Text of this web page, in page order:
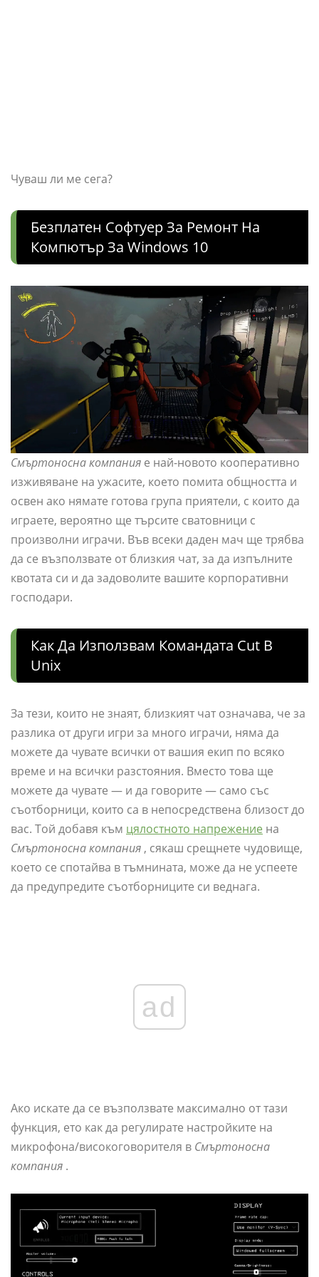
Чуваш ли ме сега?
Безплатен Софтуер За Ремонт На
Компютър За Windows 10
Смъртоносна компания е най-новото кооперативно
изживяване на ужасите, което помита общността и
освен ако нямате готова група приятели, с които да
играете, вероятно ще търсите сватовници с
произволни играчи. Във всеки даден мач ще трябва
да се възползвате от близкия чат, за да изпълните
квотата си и да задоволите вашите корпоративни
господари.
Как Да Използвам Командата Cut В
Unix
За тези, които не знаят, близкият чат означава, че за
разлика от други игри за много играчи, няма да
можете да чувате всички от вашия екип по всяко
време и на всички разстояния. Вместо това ще
можете да чувате — и да говорите — само със
съотборници, които са в непосредствена близост до
вас. Той добавя към цялостното напрежение на
Смъртоносна компания , сякаш срещнете чудовище,
което се спотайва в тъмнината, може да не успеете
да предупредите съотборниците си веднага.
ad
Ако искате да се възползвате максимално от тази
функция, ето как да регулирате настройките на
микрофона/високоговорителя в Смъртоносна
компания .